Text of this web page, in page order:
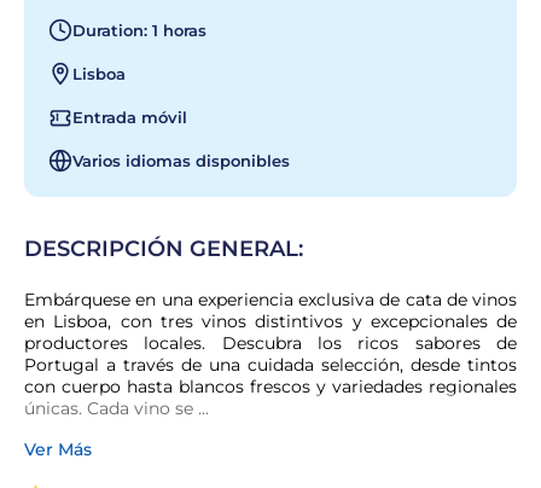
Duration: 1 horas
Lisboa
Entrada móvil
Varios idiomas disponibles
DESCRIPCIÓN GENERAL:
Embárquese en una experiencia exclusiva de cata de vinos
en Lisboa, con tres vinos distintivos y excepcionales de
productores locales. Descubra los ricos sabores de
Portugal a través de una cuidada selección, desde tintos
con cuerpo hasta blancos frescos y variedades regionales
únicas. Cada vino se ...
Ver Más